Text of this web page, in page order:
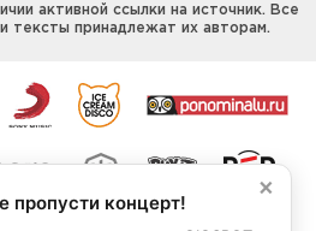
активной ссылки на источник. Все
тексты принадлежат их авторам.
×
пропусти концерт!